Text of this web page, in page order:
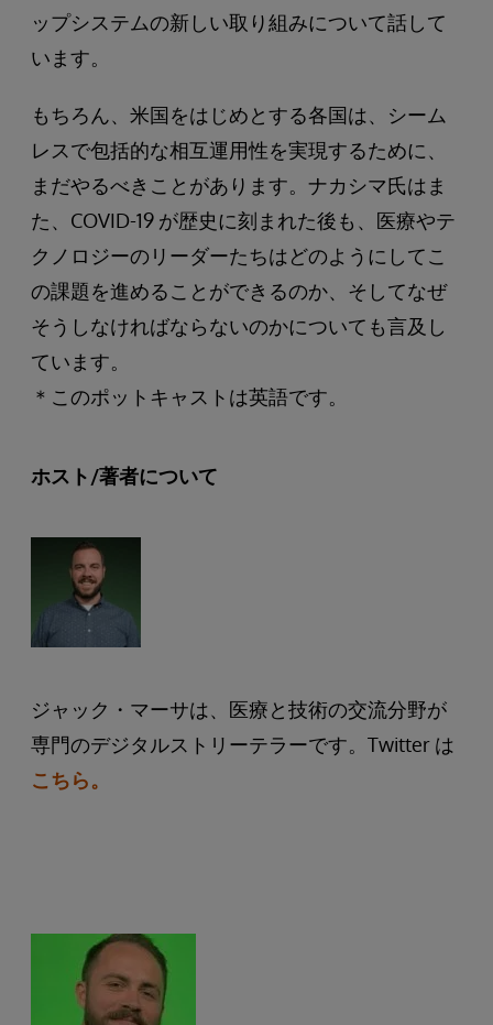
ップシステムの新しい取り組みについて話して
います。
もちろん、米国をはじめとする各国は、シーム
レスで包括的な相互運用性を実現するために、
まだやるべきことがあります。ナカシマ氏はま
た、COVID-19 が歴史に刻まれた後も、医療やテ
クノロジーのリーダーたちはどのようにしてこ
の課題を進めることができるのか、そしてなぜ
そうしなければならないのかについても言及し
ています。
＊このポットキャストは英語です。
ホスト/著者について
ジャック・マーサは、医療と技術の交流分野が
専門のデジタルストリーテラーです。Twitter は
こちら。